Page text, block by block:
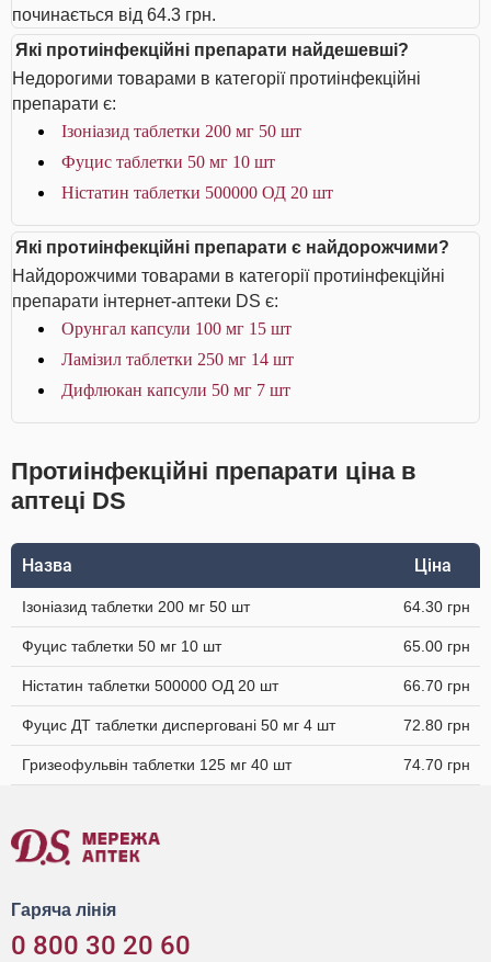
починається від 64.3 грн.
Які протиінфекційні препарати найдешевші?
Недорогими товарами в категорії протиінфекційні
препарати є:
Ізоніазид таблетки 200 мг 50 шт
Фуцис таблетки 50 мг 10 шт
Ністатин таблетки 500000 ОД 20 шт
Які протиінфекційні препарати є найдорожчими?
Найдорожчими товарами в категорії протиінфекційні
препарати інтернет-аптеки DS є:
Орунгал капсули 100 мг 15 шт
Ламізил таблетки 250 мг 14 шт
Дифлюкан капсули 50 мг 7 шт
Протиінфекційні препарати ціна в
аптеці DS
Назва Ціна
Ізоніазид таблетки 200 мг 50 шт 64.30 грн
Фуцис таблетки 50 мг 10 шт 65.00 грн
Ністатин таблетки 500000 ОД 20 шт 66.70 грн
Фуцис ДТ таблетки дисперговані 50 мг 4 шт 72.80 грн
Гризеофульвін таблетки 125 мг 40 шт 74.70 грн
Гаряча лінія
0 800 30 20 60